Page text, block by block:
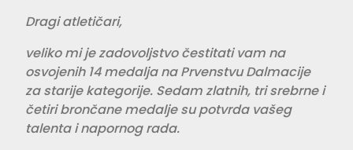
Dragi atletičari,
veliko mi je zadovoljstvo čestitati vam na
osvojenih 14 medalja na Prvenstvu Dalmacije
za starije kategorije. Sedam zlatnih, tri srebrne i
četiri brončane medalje su potvrda vašeg
talenta i napornog rada.